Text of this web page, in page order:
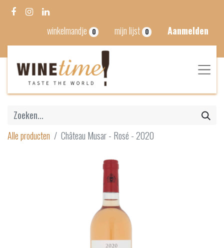
winkelmandje 0 mijn lijst 0 Aanmelden
Alle producten Château Musar - Rosé - 2020